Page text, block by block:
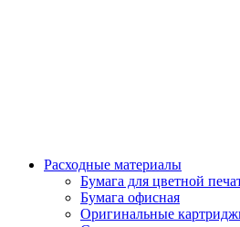
Расходные материалы
Бумага для цветной
Бумага офисная
Оригинальные